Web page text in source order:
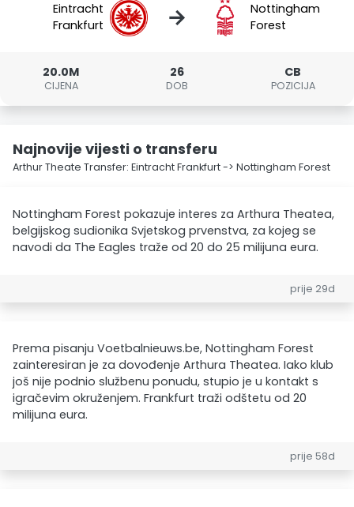
Eintracht
Frankfurt
→
Nottingham
Forest
20.0M
CIJENA
26
DOB
CB
POZICIJA
Najnovije vijesti o transferu
Arthur Theate Transfer: Eintracht Frankfurt -> Nottingham Forest
Nottingham Forest pokazuje interes za Arthura Theatea,
belgijskog sudionika Svjetskog prvenstva, za kojeg se
navodi da The Eagles traže od 20 do 25 milijuna eura.
prije 29d
Prema pisanju Voetbalnieuws.be, Nottingham Forest
zainteresiran je za dovođenje Arthura Theatea. Iako klub
još nije podnio službenu ponudu, stupio je u kontakt s
igračevim okruženjem. Frankfurt traži odštetu od 20
milijuna eura.
prije 58d